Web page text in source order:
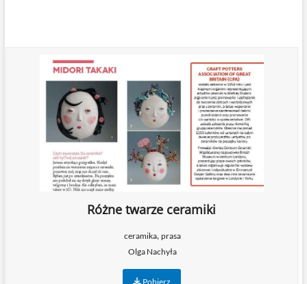
Różne twarze ceramiki
ceramika,prasa
Olga Nachyła
Pobierz